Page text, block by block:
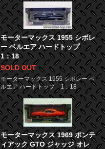
モーターマックス 1955 シボレ
ー ベルエア ハードトップ
1：18
SOLD OUT
モーターマックス 1955 シボレー ベ
ルエア ハードトップ 1：18
モーターマックス 1969 ポンテ
ィアック GTO ジャッジ オレ